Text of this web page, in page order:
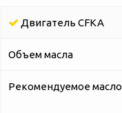
Двигатель CFKA
Объем масла
Рекомендуемое масло